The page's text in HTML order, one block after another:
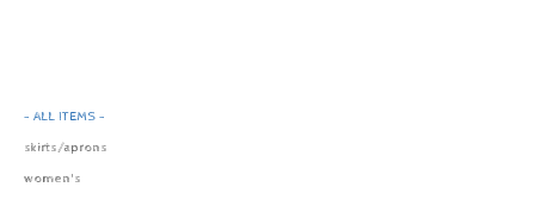
- ALL ITEMS -
skirts/aprons
women's